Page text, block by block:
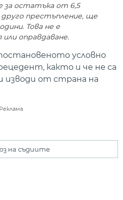
за остатъка от 6,5
престъпление, ще
Това не е
оправдаване.
условно
както и че не са
изводи от страна на
Реклама
на съдиите